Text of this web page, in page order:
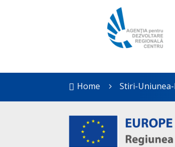
 Home 5 Stiri-